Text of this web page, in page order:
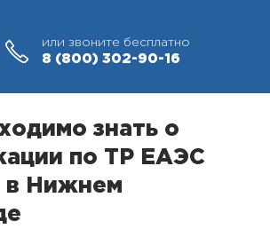
или звоните бесплатно
8 (800) 302-90-16
знать о
по ТР ЕАЭС
в Нижнем